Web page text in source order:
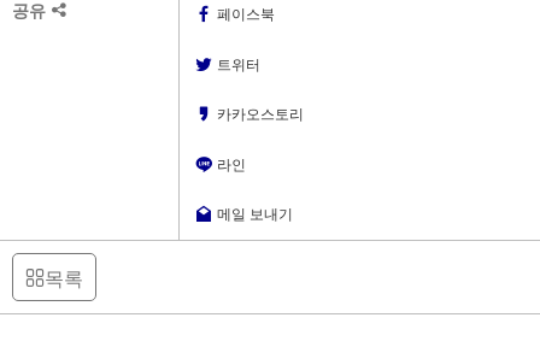
공유 페이스북
트위터
카카오스토리
라인
메일 보내기
목록